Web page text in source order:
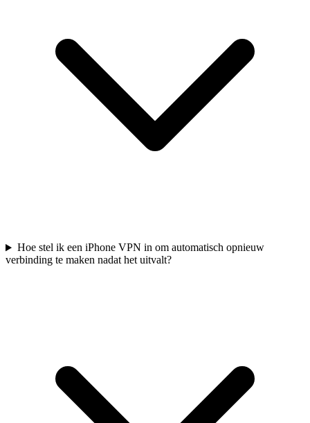
Hoe stel ik een iPhone VPN in om automatisch opnieuw
verbinding te maken nadat het uitvalt?